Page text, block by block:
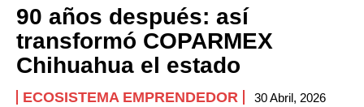
90 años después: así
transformó COPARMEX
Chihuahua el estado
ECOSISTEMA EMPRENDEDOR 30 Abril, 2026